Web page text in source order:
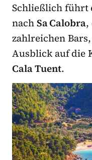
Schließlich führt
nachSa Calobra,
zahlreichen
Ausblick auf die
Cala Tuent.